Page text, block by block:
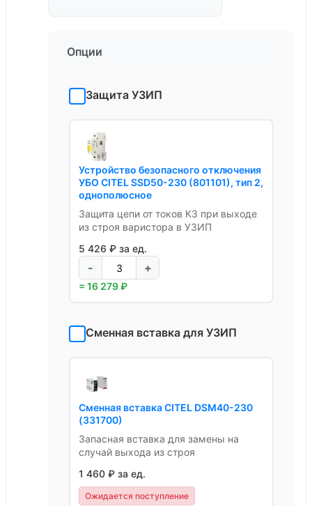
Опции
Защита УЗИП
Устройство безопасного отключения
УБО CITEL SSD50-230 (801101), тип 2,
однополюсное
Защита цепи от токов КЗ при выходе
из строя варистора в УЗИП
5 426 ₽ за ед.
- +
= 16 279 ₽
Сменная вставка для УЗИП
Сменная вставка CITEL DSM40-230
(331700)
Запасная вставка для замены на
случай выхода из строя
1 460 ₽ за ед.
Ожидается поступление